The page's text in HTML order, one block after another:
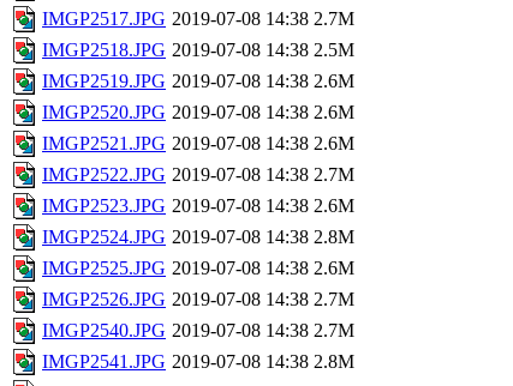
IMGP2517.JPG 2019-07-08 14:38 2.7M
IMGP2518.JPG 2019-07-08 14:38 2.5M
IMGP2519.JPG 2019-07-08 14:38 2.6M
IMGP2520.JPG 2019-07-08 14:38 2.6M
IMGP2521.JPG 2019-07-08 14:38 2.6M
IMGP2522.JPG 2019-07-08 14:38 2.7M
IMGP2523.JPG 2019-07-08 14:38 2.6M
IMGP2524.JPG 2019-07-08 14:38 2.8M
IMGP2525.JPG 2019-07-08 14:38 2.6M
IMGP2526.JPG 2019-07-08 14:38 2.7M
IMGP2540.JPG 2019-07-08 14:38 2.7M
IMGP2541.JPG 2019-07-08 14:38 2.8M